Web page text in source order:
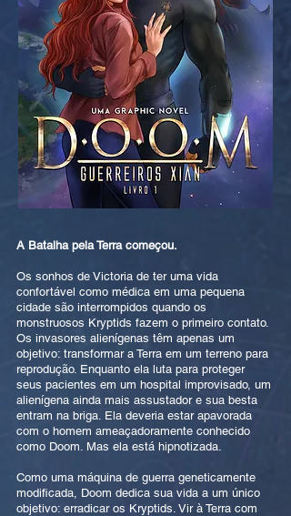
A Batalha pela Terra começou.
Os sonhos de Victoria de ter uma vida
confortável como médica em uma pequena
cidade são interrompidos quando os
monstruosos Kryptids fazem o primeiro contato.
Os invasores alienígenas têm apenas um
objetivo: transformar a Terra em um terreno para
reprodução. Enquanto ela luta para proteger
seus pacientes em um hospital improvisado, um
alienígena ainda mais assustador e sua besta
entram na briga. Ela deveria estar apavorada
com o homem ameaçadoramente conhecido
como Doom. Mas ela está hipnotizada.
Como uma máquina de guerra geneticamente
modificada, Doom dedica sua vida a um único
objetivo: erradicar os Kryptids. Vir à Terra com